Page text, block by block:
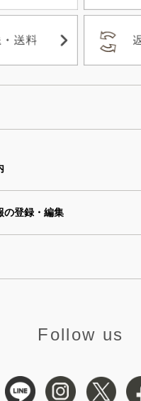
の登録・編集
Follow us